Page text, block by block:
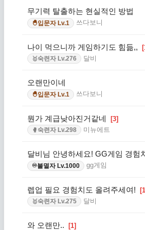
무기력 탈출하는 현실적인 방법
🐣입문자 Lv.1 쓰다보니
나이 먹으니까 게임하기도 힘듦,,
🥇숙련자 Lv.276 달비
오랜만이네
🐣입문자 Lv.1 쓰다보니
뭔가 계급낮아진거같네 [3]
🥊 숙련자 Lv.298 미뉴에트
달비님 안녕하세요! GG게임 경험
♾️불멸자 Lv.1000 gg게임
렙업 필요 경험치도 올려주세여!
🥇숙련자 Lv.275 달비
와 오랜만.. [1]